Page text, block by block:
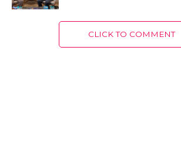
CLICK TO COMMENT